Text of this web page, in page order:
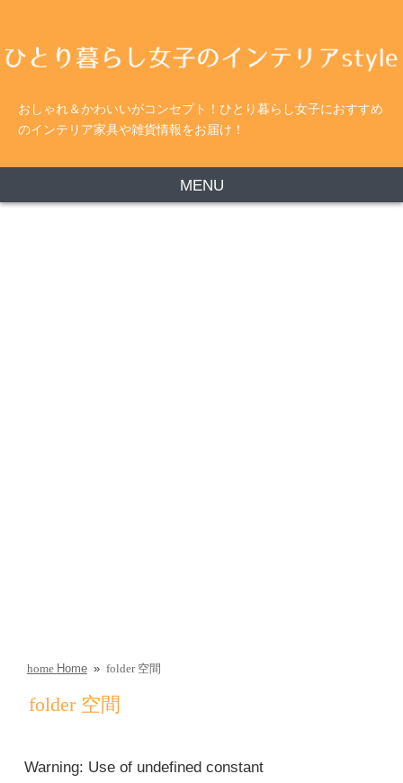
おしゃれ＆かわいいがコンセプト！ひとり暮らし女子におすすめ
のインテリア家具や雑貨情報をお届け！
MENU
home Home » folder 空間
folder 空間
Warning: Use of undefined constant